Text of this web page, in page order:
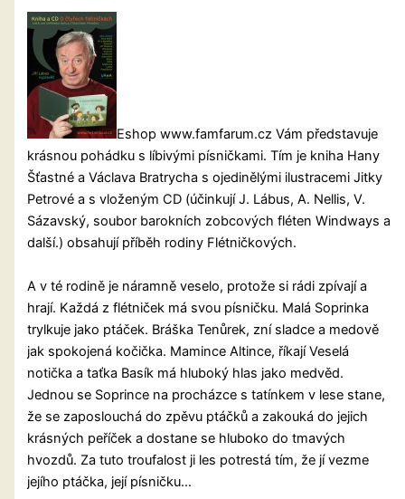
Eshop www.famfarum.cz Vám představuje
krásnou pohádku s líbivými písničkami. Tím je kniha Hany
Šťastné a Václava Bratrycha s ojedinělými ilustracemi Jitky
Petrové a s vloženým CD (účinkují J. Lábus, A. Nellis, V.
Sázavský, soubor barokních zobcových fléten Windways a
další.) obsahují příběh rodiny Flétničkových.
A v té rodině je náramně veselo, protože si rádi zpívají a
hrají. Každá z flétniček má svou písničku. Malá Soprinka
trylkuje jako ptáček. Bráška Tenůrek, zní sladce a medově
jak spokojená kočička. Mamince Altince, říkají Veselá
notička a taťka Basík má hluboký hlas jako medvěd.
Jednou se Soprince na procházce s tatínkem v lese stane,
že se zaposlouchá do zpěvu ptáčků a zakouká do jejich
krásných peříček a dostane se hluboko do tmavých
hvozdů. Za tuto troufalost ji les potrestá tím, že jí vezme
jejího ptáčka, její písničku…